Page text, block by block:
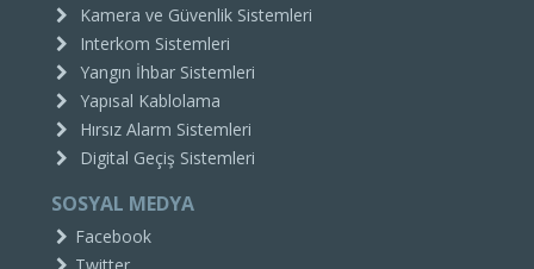
Kamera ve Güvenlik Sistemleri
Interkom Sistemleri
Yangın İhbar Sistemleri
Yapısal Kablolama
Hırsız Alarm Sistemleri
Digital Geçiş Sistemleri
SOSYAL MEDYA
Facebook